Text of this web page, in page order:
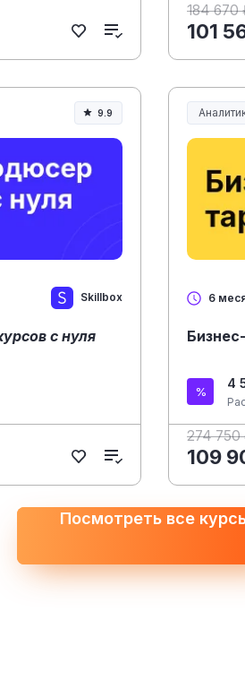
184 670
101
9.9
Skillbox
с нуля
6
4
274 750
109
Посмотреть все